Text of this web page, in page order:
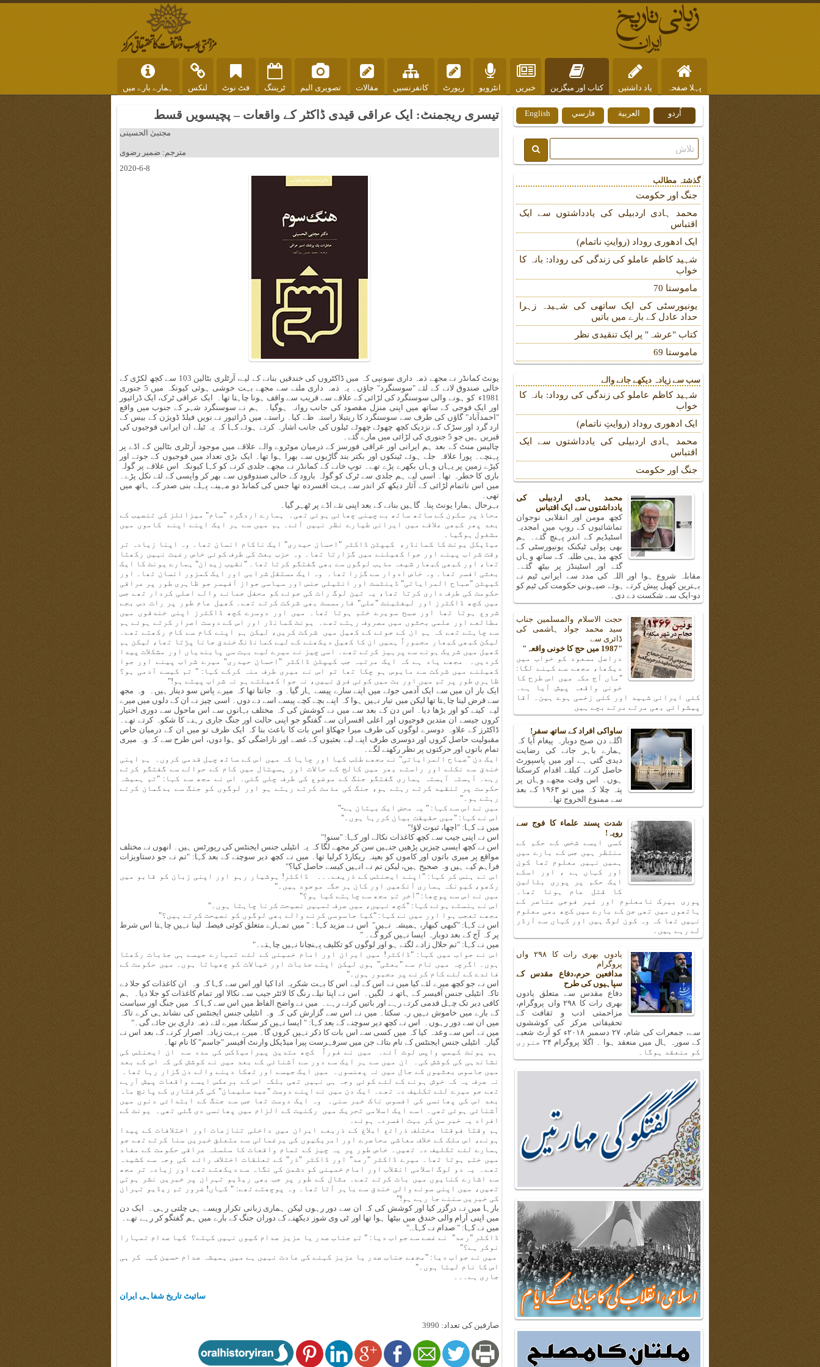
پہلا صفحہ یاد داشتیں کتاب اور میگزین خبریں انٹرویو رپورٹ کانفرنسیں مقالات تصویری البم ٹریننگ فٹ نوٹ لنکس ہمارے بارے میں
تیسری ریجمنٹ: ایک عراقی قیدی ڈاکٹر کے واقعات – پچیسویں قسط
مجتبیٰ الحسینی
مترجم: ضمیر رضوی
2020-6-8
یونٹ کمانڈر نے مجھے ذمہ داری سونپی کہ میں ڈاکٹروں کی خندقیں بنانے کے لیے، آرٹلری بٹالین 103 سے کچھ لکڑی کے
خالی صندوق لانے کے لئے "سوسنگرد" جاؤں۔ یہ ذمہ داری ملنے سے مجھے بہت خوشی ہوئی کیونکہ میں 5 جنوری
1981ء کو ہونے والی سوسنگرد کی لڑائی کے علاقے سے قریب سے واقف ہونا چاہتا تھا۔ ایک عراقی ٹرک، ایک ڈرائیور
اور ایک فوجی کے ساتھ میں اپنی منزل مقصود کی جانب روانہ ہوگیا۔ ہم نے سوسنگرد شہر کے جنوب میں واقع
"احمدآباد" گاؤں کی طرف سے سوسنگرد کا ریتیلا راستہ طے کیا۔ راستے میں ڈرائیور نے نویں فیلڈ ڈویژن کے بیس کے
ارد گرد اور سڑک کے نزدیک کچھ چھوٹے چھوٹے ٹیلوں کی جانب اشارہ کرتے ہوئے کہا کہ یہ ٹیلے ان ایرانی فوجیوں کی
قبریں ہیں جو 5 جنوری کی لڑائی میں مارے گئے۔
چالیس منٹ کے بعد ہم ایرانی اور عراقی فورسز کے درمیان موٹروے والے علاقے میں موجود آرٹلری بٹالین کے اڈے پر
پہنچے۔ پورا علاقہ جلے ہوئے ٹینکوں اور بکتر بند گاڑیوں سے بھرا ہوا تھا۔ ایک بڑی تعداد میں فوجیوں کے جوتے اور
کپڑے زمین پر یہاں وہاں بکھرے پڑے تھے۔ توپ خانے کے کمانڈر نے مجھے جلدی کرنے کو کہا کیونکہ اس علاقے پر گولہ
باری کا خطرہ تھا۔ اسی لیے ہم جلدی سے ٹرک کو گولہ بارود کے خالی صندوقوں سے بھر کر واپسی کے لئے نکل پڑے۔
میں اس ناتمام لڑائی کے آثار دیکھ کر اندر سے بہت افسرده تھا جس کی کمانڈ دو مہینے پہلے بنی صدر کے ہاتھ میں
تھی۔
بہرحال ہمارا یونٹ پناہ گاہیں بنانے کے بعد اپنی نئے اڈے پر ٹھہر گیا۔
محاذ پر سکون کے ساتھ ساتھ بے چینی چھائی ہوئی تھی۔ ہمارے اردگرد "سام" میزائلز کی تنصیب کے
بعد پھر کبھی علاقے میں ایرانی طیارے نظر نہیں آئے۔ ہم میں سے ہر ایک اپنے اپنے کاموں میں
مشغول ہوگیا۔
میڈیکل یونٹ کا کمانڈر، کیپٹن ڈاکٹر "احسان حیدری" ایک ناکام انسان تھا۔ وہ اپنا زیادہ تر
وقت شراب پینے اور جوا کھیلنے میں گزارتا تھا۔ وہ حزب بعث کی طرف کوئی خاص رغبت نہیں رکھتا
تھا، اور کبھی کبھار شیعہ مذہب لوگوں سے بھی گفتگو کرتا تھا۔ "نقیب زیدان" ہمارے یونٹ کا ایک
بعثی افسر تھا۔ وہ خاص ادوار سے گزرا تھا۔ وہ ایک مستقل شرابی اور ایک کمزور انسان تھا۔ اور
کیپٹن "صباح المرایاتی" ڈینٹسٹ اور انٹیلی جنس اور سیاسی جواز آفیسر جو ظاہری طور پر عراقی
حکومت کی طرف داری کرتا تھا، یہ تین لوگ رات کی جوئے کو محفل جمانے والے اصلی کردار تھے جس
میں کچھ ڈاکٹرز اور لیفٹینٹ "علی" فارمسسٹ بھی شرکت کرتے تھے۔ کھیل عام طور پر رات دس بجے
شروع ہوتا تھا اور صبح سویرے ختم ہوتا تھا۔ میں اور دوسرے کچھ ڈاکٹرز اپنی خندقوں میں
مطالعے اور علمی بحثوں میں مصروف رہتے تھے۔ یونٹ کمانڈر اور اس کے دوست اصرار کرتے ہوئے ہم
سے چاہتے تھے کہ ہم ان کے جوئے کے کھیل میں شرکت کریں، لیکن ہم اپنے کام سے کام رکھتے تھے۔
لیکن کبھی کبھار مجبوراً ہمیں ان کا کھیل دیکھنے کے لیے کمانڈنگ خندق جانا پڑتا تھا، لیکن ہم
کھیل میں شریک ہونے سے پرہیز کرتے تھے۔ اسی چیز نے میرے لیے بہت سی پابندیاں اور مشکلات پیدا
کردیں۔ مجھے یاد ہے کہ ایک مرتبہ جب کیپٹن ڈاکٹر "احسان حیدری" میرے شراب پینے اور جوا
کھیلنے میں شرکت سے مایوس ہو چکا تھا تو اس نے میری طرف منہ کرکے کہا: " تم کیسے آدمی ہو؟
ظاہری طور پر تم میں اور بت میں کوئی فرق نہیں، نہ جوا کھیلتے ہو نہ شراب پیتے ہو!"
ایک بار ان میں سے ایک آدمی جوئے میں اپنے سارے پیسے ہار گیا۔ وہ جانتا تھا کہ میرے پاس سو دینار ہیں۔ وہ مجھ
سے قرض لینا چاہتا تھا لیکن میں تیار نہیں ہوا کہ اپنے بچے کچے پیسے اسے دے دوں۔ اسی چیز نے ان کے دلوں میں میرے
لیے کینے کو اور بڑھا دیا۔ اس دن کے بعد سے میں نے کوشش کی کہ مختلف بہانوں سے اس ماحول سے دوری اختیار
کروں جیسے ان متدین فوجیوں اور اعلی افسران سے گفتگو جو اپنی حالت اور جنگ جاری رہنے کا شکوہ کرتے تھے۔
ڈاکٹرز کے علاوہ دوسرے لوگوں کی طرف میرا جھکاؤ اس بات کا باعث بنا کہ ایک طرف تو میں ان کے درمیان خاص
مقبولیت حاصل کروں اور دوسری طرف اپنے لیے بعثیوں کے غصے اور ناراضگی کو ہوا دوں، اس طرح سے کہ وہ میری
تمام باتوں اور حرکتوں پر نظر رکھنے لگے۔
ایک دن "صباح المرایاتی" نے مجھے طلب کیا اور چاہا کہ میں اس کے ساتھ چہل قدمی کروں۔ ہم اپنی
خندق سے نکلے اور راستے بھر میں کالج کے حالات اور ہسپتال میں کام کے حوالے سے گفتگو کرتے
رہے۔ آہستہ آہستہ ہماری گفتگو جنگ کے موضوع کی طرف چلی گئی۔ اس نے مجھ سے کہا: "تم ہمیشہ
حکومت پر تنقید کرتے رہتے ہو، جنگ کی مذمت کرتے رہتے ہو اور لوگوں کو جنگ سے بدگمان کرتے
رہتے ہو۔"
میں نے اس سے کہا: " یہ محض ایک بہتان ہے-"
اس نے کہا: "میں حقیقت بیان کررہا ہوں۔"
میں نے کہا: "اچھا، ثبوت لاؤ!"
اس نے اپنی جیب سے کچھ کاغذات نکالے اور کہا: "سنو!"
اس نے کچھ ایسی چیزیں پڑھیں جنہیں سن کر مجھے لگا کہ یہ انٹیلی جنس ایجنٹس کی رپورٹس ہیں۔ انھوں نے مختلف
مواقع پر میری باتوں اور کاموں کو بعینہ ریکارڈ کرلیا تھا۔ میں نے کچھ دیر سوچنے کے بعد کہا: "تم نے جو دستاویزات
فراہم کیے ہیں وہ صحیح ہیں، لیکن تم نے انہیں کیسے حاصل کیا؟"
اس نے ہنس کر کہا: "اپنے ایجنٹس کے ذریعے۔۔۔ ڈاکٹر! ہوشیار رہو اور اپنی زبان کو قابو میں
رکھو، کیونکہ ہماری آنکھیں اور کان ہر جگہ موجود ہیں۔"
میں نے اس سے پوچھا: "آخر تم مجھ سے چاہتے کیا ہو؟"
اس نے ہنستے ہوئے کہا: "کچھ نہیں، میں صرف تمہیں نصیحت کرنا چاہتا ہوں۔"
مجھے تعجب ہوا اور میں نے کہا: "کیا جاسوسی کرنے والے بھی لوگوں کو نصیحت کرتے ہیں؟"
اس نے کہا: "کبھی کبھار، ہمیشہ نہیں" اس نے مزید کہا : " میں تمہارے متعلق کوئی فیصلہ لینا نہیں چاہتا اس شرط
پر کہ آج کے بعد دوبارہ ایسا نہیں کرو گے۔ "
میں نے کہا: "تم حلال زادے لگتے ہو اور لوگوں کو تکلیف پہنچانا نہیں چاہتے۔"
اس نے جواب میں کہا: "ڈاکٹر! میں ایران اور امام خمینی کے لئے تمہارے جیسے ہی جذبات رکھتا
ہوں۔ اگرچہ میں نام سے "بعثی" ہوں لیکن اپنے جذبات اور خیالات کو چھپاتا ہوں۔ میں حکومت کے
فائدے کے لئے کام کرنے پر مجبور ہوں۔"
اس نے جو کچھ میرے لئے کیا میں نے اس کے لیے اس کا بہت شکریہ ادا کیا اور اس سے کہا کہ وہ ان کاغذات کو جلا دے
تاکہ انٹیلی جنس آفیسر کے ہاتھ نہ لگیں۔ اس نے اپنا نیلے رنگ کا لائٹر جیب سے نکالا اور تمام کاغذات کو جلا دیا۔ ہم
کافی دیر تک چہل قدمی کرتے رہے اور باتیں کرتے رہے۔ میں نے واضح الفاظ میں اس سے کہا کہ میں جنگ اور سیاست
کے بارے میں خاموش نہیں رہ سکتا۔ میں نے اس سے گزارش کی کہ وہ انٹیلی جنس ایجنٹس کی نشاندہی کرے تاکہ
میں ان سے دور رہوں۔ اس نے کچھ دیر سوچنے کے بعد کہا: " ایسا نہیں کر سکتا، میرے لئے ذمہ داری بن جائے گی۔"
میں نے اس سے وعدہ کیا کہ میں کسی سے اس بات کا ذکر نہیں کروں گا۔ میرے بہت زیادہ اصرار کرنے کے بعد اس نے
گیارہ انٹیلی جنس ایجنٹس کے نام بتائے جن میں سرفہرست پیرا میڈیکل وارنٹ آفیسر "جاسم" کا نام تھا۔
ہم یونٹ کیمپ واپس لوٹ آئے۔ میں نے فوراً کچھ متدین پیرامیڈکس کی مدد سے ان ایجنٹس کی
نشاندہی کی کوشش کی۔ ان میں سے ہر ایک سے دور سے آشنائی کے بعد میں نے کوشش کی کہ اس کے بعد
میں جاسوس بعثیوں کے جال میں نہ پھنسوں۔ میں ایک جیسے اور تھکا دینے والے دن گزار رہا تھا۔
نہ صرف یہ کہ خوش ہونے کے لئے کوئی وجہ ہی نہیں تھی بلکہ اس کے برعکس ایسے واقعات پیش آرہے
تھے جو میرے لئے تکلیف دہ تھے۔ ایک دن میں نے اپنے دوست "عبد سلیمان" کی گرفتاری کے پانچ ماہ
بعد اس کی پھانسی کی افسوس ناک خبر سنی۔ وہ ایک دوست تھا جس سے جنگ کے ابتدائی دنوں میں
آشنائی ہوئی تھی۔ اسے ایک اسلامی تحریک میں رکنیت کے الزام میں پھانسی دی گئی تھی۔ یونٹ کے
افراد یہ خبر سن کر بہت افسردہ ہوئے۔
ہم وقتا فوقتا مختلف ذرائع ابلاغ کے ذریعے ایران میں داخلی تنازعات اور اختلافات کے پیدا
ہونے، اس ملک کے خلاف معاشی محاصرے اور امریکیوں کی یرغمالی سے متعلق خبریں سنا کرتے تھے جو
ہمارے لئے تکلیف دہ تھیں۔ خاص طور پر یہ چیز کے تمام واقعات کا سلسلہ عراقی حکومت کے مفاد
میں ختم ہوتا تھا۔ میرے ڈاکٹر "رعد" اور ڈاکٹر "ذر" کے تعلقات اختلاف رائے کی وجہ سے کشیدہ
تھے۔ یہ دو لوگ اسلامی انقلاب اور امام خمینی کو دشمن کی نگاہ سے دیکھتے تھے اور زیادہ تر مجھ
سے اشارے کنایوں میں بات کرتے تھے۔ مثال کے طور پر جب بھی ریڈیو تہران پر خبریں نشر ہوتی
تھیں، میں اپنی سونے والی خندق سے باہر آتا تھا۔ وہ پوچھتے تھے: " کہاں! ضرور تم ریڈیو تہران
کی خبریں سننے جا رہے ہو!"
بارہا میں نے درگزر کیا اور کوشش کی کہ ان سے دور رہوں لیکن ہماری زبانی تکرار ویسے ہی چلتی رہی۔ ایک دن
میں اپنی آرام والی خندق میں بیٹھا ہوا تھا اور ٹی وی شوز دیکھنے کے دوران جنگ کے بارے میں ہم گفتگو کر رہے تھے۔
میں نے کہا: " صدام نے کہا..."
ڈاکٹر "رعد" نے غصے سے جواب دیا: " تم جناب صدر یا عزیز صدام کیوں نہیں کہتے؟ کیا صدام تمہارا
نوکر ہے؟"
میں نے جواب دیا: "مجھے جناب صدر یا عزیز کہنے کی عادت نہیں ہے میں ہمیشہ صدام حسین کہہ کر ہی
اس کا نام لیتا ہوں۔"
جاری ہے۔۔۔
سائیٹ تاریخ شفاہی ایران
صارفین کی تعداد: 3990
English فارسي العربية اُردو
گذشتہ مطالب
جنگ اور حکومت
محمد ہادی اردبیلی کی یادداشتوں سے ایک
اقتباس
ایک ادھوری روداد (روایتِ ناتمام)
شہید کاظم عاملو کی زندگی کی روداد: بانہ کا
خواب
ماموستا 70
یونیورسٹی کی ایک ساتھی کی شہیدہ زہرا
حداد عادل کے بارے میں باتیں
کتاب "عرشہ" پر ایک تنقیدی نظر
ماموستا 69
سب سے زیادہ دیکھے جانے والے
شہید کاظم عاملو کی زندگی کی روداد: بانہ کا
خواب
ایک ادھوری روداد (روایتِ ناتمام)
محمد ہادی اردبیلی کی یادداشتوں سے ایک
اقتباس
جنگ اور حکومت
محمد ہادی اردبیلی کی
یادداشتوں سے ایک اقتباس
کچھ مومن اور انقلابی نوجوان
تماشائیوں کے روپ میں امجدیہ
اسٹیڈیم کے اندر پہنچ گئے۔ ہم
بھی پولی ٹیکنک یونیورسٹی کے
کچھ مذہبی طلبہ کے ساتھ وہاں
گئے اور اسٹینڈز پر بیٹھ گئے۔
مقابلہ شروع ہوا اور اللہ کی مدد سے ایرانی ٹیم نے
بہترین کھیل پیش کرتے ہوئے صیہونی حکومت کی ٹیم کو
دو-ایک سے شکست دے دی۔
حجت الاسلام والمسلمین جناب
سید محمد جواد ہاشمی کی
ڈائری سے
"1987 میں حج کا خونی واقعہ"
دراصل مسعود کو خواب میں
دیکھا، مجھے سے کہنے لگا:
"ماں آج مکہ میں اس طرح کا
خونی واقعہ پیش آیا ہے۔
کئی ایرانی شہید اور کئی زخمی ہوے ہین۔ آقا
پیشوائی بھی مرتے مرتے بچے ہیں
ساواکی افراد کے ساتھ سفر!
اگلے دن صبح دوبارہ پیغام آیا کہ
ہمارے باہر جانے کی رضایت
دیدی گئی ہے اور میں پاسپورٹ
حاصل کرنے کیلئے اقدام کرسکتا
ہوں۔ اس وقت مجھے وہاں پر
پتہ چلا کہ میں تو ۱۹۶۳ کے بعد
سے ممنوع الخروج تھا۔
شدت پسند علماء کا فوج سے
رویہ!
کسی ایسے شخص کے حکم کے
منتظر ہیں جس کے بارے میں
ہمیں نہیں معلوم تھا کون
اور کہاں ہے ، اور اسکے
ایک حکم پر پوری بٹالین
کا قتل عام ہونا تھا۔
پوری بیرک نامعلوم اور غیر فوجی عناصر کے
ہاتھوں میں تھی جن کے بارے میں کچھ بھی معلوم
نہیں تھا کہ وہ کون لوگ ہیں اور کہاں سے آرڈر
لے رہے ہیں۔
یادوں بھری رات کا ۲۹۸ واں
پروگرام
مدافعین حرم،دفاع مقدس کے
سپاہیوں کی طرح
دفاع مقدس سے متعلق یادوں
بھری رات کا ۲۹۸ واں پروگرام،
مزاحمتی ادب و ثقافت کے
تحقیقاتی مرکز کی کوششوں
سے، جمعرات کی شام، ۲۷ دسمبر ۲۰۱۸ء کو آرٹ شعبے
کے سورہ ہال میں منعقد ہوا ۔ اگلا پروگرام ۲۴ جنوری
کو منعقد ہوگا۔